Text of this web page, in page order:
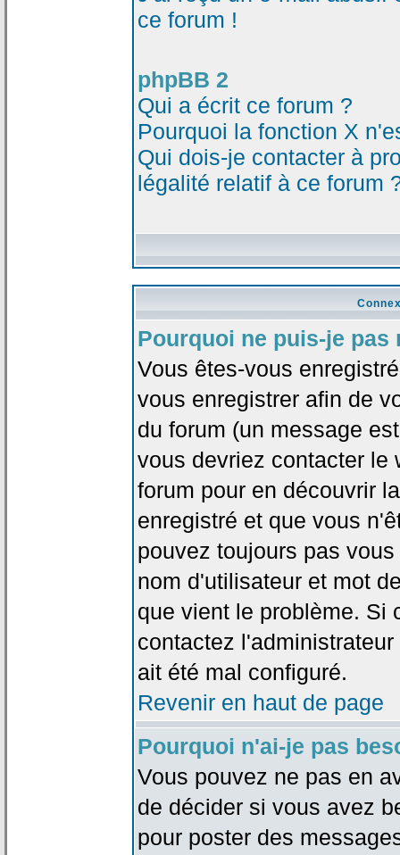
ce forum !
phpBB 2
Qui a écrit ce forum ?
Pourquoi la fonction X
Qui dois-je contacter à
légalité relatif à ce forum
Pourquoi ne puis-je pas
Vous êtes-vous
vous enregistrer afin de
du forum (un message
vous devriez contacter le
forum pour en découvrir
enregistré et que vous
pouvez toujours pas
nom d'utilisateur et mot
que vient le problème. Si
contactez
ait été mal configuré.
Revenir en haut de page
Pourquoi n'ai-je pas
Vous pouvez ne pas en
de décider si vous avez
pour poster des